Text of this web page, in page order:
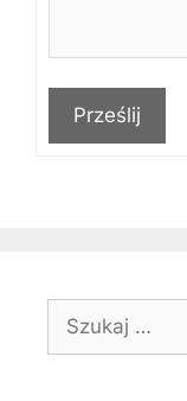
Prześlij
Szukaj: